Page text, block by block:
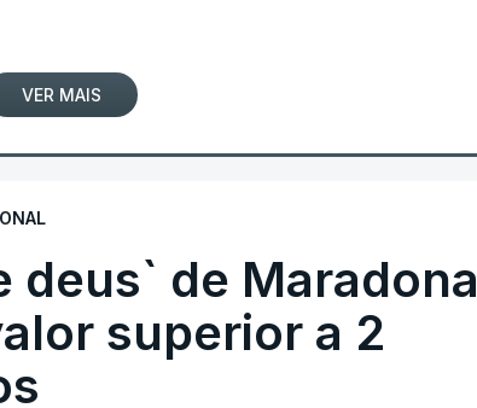
VER MAIS
deus` de Maradona
superior a 2